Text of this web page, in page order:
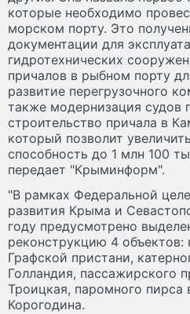
которые необходимо
морском порту. Это
документации для
гидротехнических
причалов в рыбном порту
развитие перегрузочного
также модернизация судов
строительство причала в
который позволит
способность до 1 млн 100
передает "Крыминформ".
"В рамках Федеральной
развития Крыма и
году предусмотрено
реконструкцию 4 объектов:
Графской пристани,
Голландия, пассажирского
Троицкая, паромного пирса
Корогодина.